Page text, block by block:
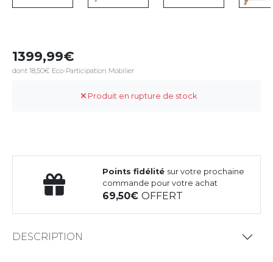
1399,99
dont 18,50€ Eco-Participation Mobilier
Produit en rupture de stock
Points fidélité sur votre prochaine
commande pour votre achat
69,50OFFERT
DESCRIPTION